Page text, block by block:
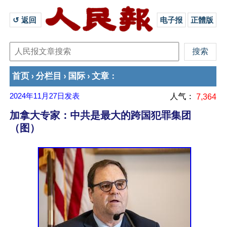
↺ 返回 电子报 正體版
首页 › 分栏目 › 国际 › 文章 ：
2024年11月27日 发表 人气： 7,364
加拿大专家：中共是最大的跨国犯罪集团
（图）